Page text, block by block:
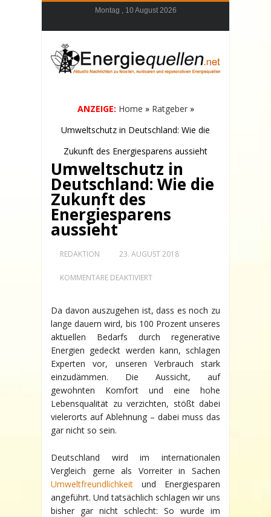
Montag , 10 August 2026
ANZEIGE: Home » Ratgeber»
Umweltschutz in Deutschland: Wie die
Zukunft des Energiesparens aussieht
Umweltschutz in
Deutschland: Wie die
Zukunft des
Energiesparens
aussieht
REDAKTION 23. AUGUST 2018
KOMMENTARE DEAKTIVIERTFÜR
DEUTSCHLAND:
WIE
DIE
ZUKUNFT
DES
ENERGIESPARENS
AUSSIEHT
Da davon auszugehen ist, dass es noch zu
lange dauern wird, bis 100 Prozent unseres
aktuellen Bedarfs durch regenerative
Energien gedeckt werden kann, schlagen
Experten vor, unseren Verbrauch stark
einzudämmen. Die Aussicht, auf
gewohnten Komfort und eine hohe
Lebensqualität zu verzichten, stößt dabei
vielerorts auf Ablehnung – dabei muss das
gar nicht so sein.
Deutschland wird im internationalen
Vergleich gerne als Vorreiter in Sachen
Umweltfreundlichkeit und Energiesparen
angeführt. Und tatsächlich schlagen wir uns
bisher gar nicht schlecht: So wurde im